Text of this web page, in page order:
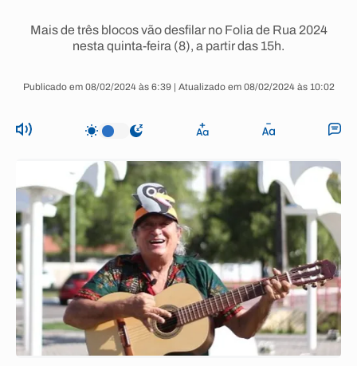
Mais de três blocos vão desfilar no Folia de Rua 2024
nesta quinta-feira (8), a partir das 15h.
Publicado em 08/02/2024 às 6:39 | Atualizado em 08/02/2024 às 10:02